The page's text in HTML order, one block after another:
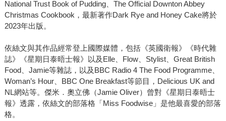
National Trust Book of Pudding、The Official Downton Abbey
Christmas Cookbook，最新著作Dark Rye and Honey Cake將於
2023年出版。
依絲文與其作品經常登上國際媒體，包括《英國衛報》《時代雜
誌》《星期日泰晤士報》以及Elle、Flow、Stylist、Great British
Food、Jamie等雜誌，以及BBC Radio 4 The Food Programme、
Woman’s Hour、BBC One Breakfast等節目，Delicious UK and
NL網站等。傑米．奧立佛（Jamie Oliver）曾對《星期日泰晤士
報》透露，依絲文的部落格「Miss Foodwise」是他最喜愛的部落
格。